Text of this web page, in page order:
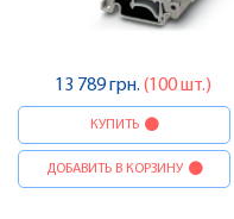
13 789 грн. (100 шт.)
КУПИТЬ
ДОБАВИТЬ В КОРЗИНУ